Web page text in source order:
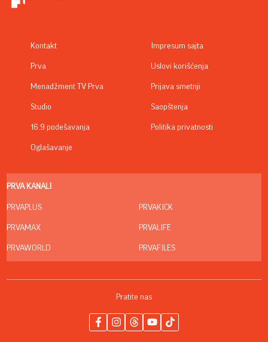
Kontakt
Prva
Menadžment TV Prva
Studio
16:9 podešavanja
Oglašavanje
Impresum sajta
Uslovi korišćenja
Prijava smetnji
Saopštenja
Politika privatnosti
PRVA KANALI
PRVAPLUS
PRVAMAX
PRVAWORLD
PRVAKICK
PRVALIFE
PRVAFILES
Pratite nas